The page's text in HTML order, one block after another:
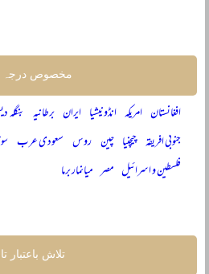
مخصوص درجہ
افغانستان امریکہ انڈونیشیا ایران برطانیہ بنگلہ
جنوبی افریقہ چیچنیا چین روس سعودی عرب
فلسطین و اسرائیل مصر میانمار برما
تلاش باعتبار